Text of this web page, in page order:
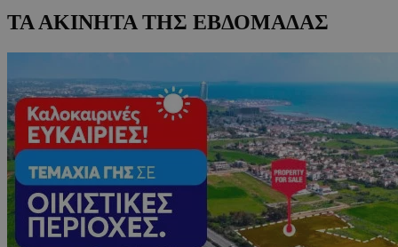
ΤΑ ΑΚΙΝΗΤΑ ΤΗΣ ΕΒΔΟΜΑΔΑΣ